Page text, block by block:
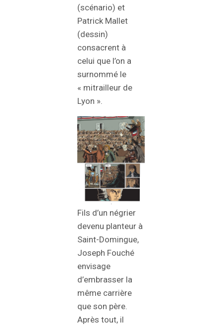
(scénario) et
Patrick Mallet
(dessin)
consacrent à
celui que l’on a
surnommé le
« mitrailleur de
Lyon ».
Fils d’un négrier
devenu planteur à
Saint-Domingue,
Joseph Fouché
envisage
d’embrasser la
même carrière
que son père.
Après tout, il